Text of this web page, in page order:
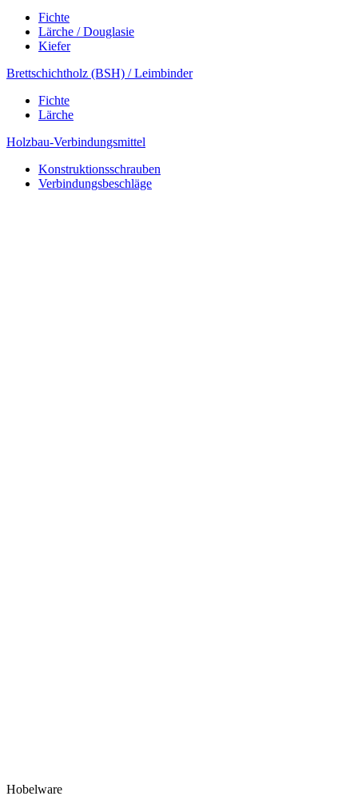
Fichte
Lärche / Douglasie
Kiefer
Brettschichtholz (BSH) / Leimbinder
Fichte
Lärche
Holzbau-Verbindungsmittel
Konstruktionsschrauben
Verbindungsbeschläge
Hobelware